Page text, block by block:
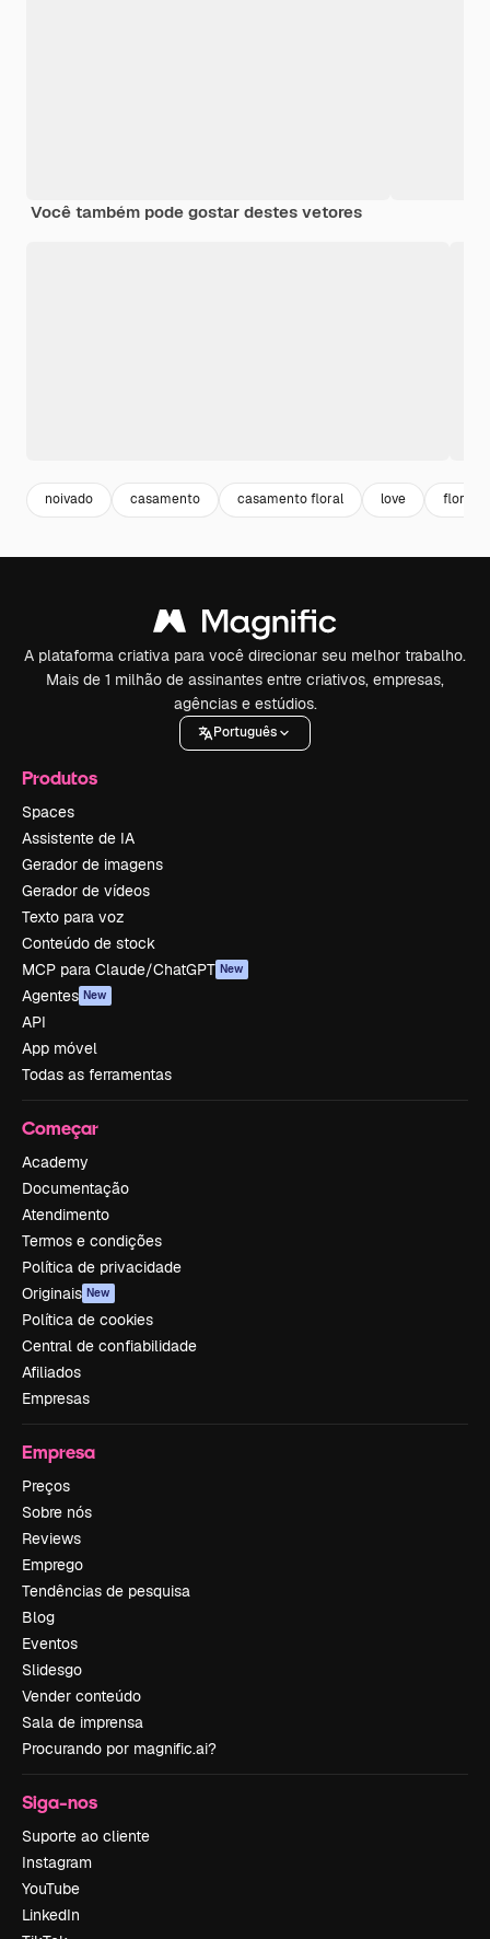
Você também pode gostar destes vetores
noivado casamento casamento floral love floral
A plataforma criativa para você direcionar seu melhor trabalho.
Mais de 1 milhão de assinantes entre criativos, empresas,
agências e estúdios.
Português
Produtos
Spaces
Assistente de IA
Gerador de imagens
Gerador de vídeos
Texto para voz
Conteúdo de stock
MCP para Claude/ChatGPT New
Agentes New
API
App móvel
Todas as ferramentas
Começar
Academy
Documentação
Atendimento
Termos e condições
Política de privacidade
Originais New
Política de cookies
Central de confiabilidade
Afiliados
Empresas
Empresa
Preços
Sobre nós
Reviews
Emprego
Tendências de pesquisa
Blog
Eventos
Slidesgo
Vender conteúdo
Sala de imprensa
Procurando por magnific.ai?
Siga-nos
Suporte ao cliente
Instagram
YouTube
LinkedIn